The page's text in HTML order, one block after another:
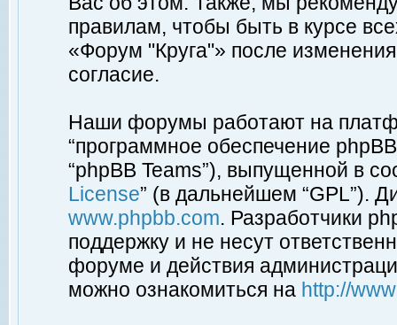
правилам, чтобы быть в курсе
«Форум "Круга"» после
согласие.
Наши форумы работают на
“программное обеспечение
“phpBB Teams”), выпущенной в
License” (в дальнейшем “GPL”).
www.phpbb.com. Разработчики
поддержку и не несут
форуме и действия
можно ознакомиться на http://